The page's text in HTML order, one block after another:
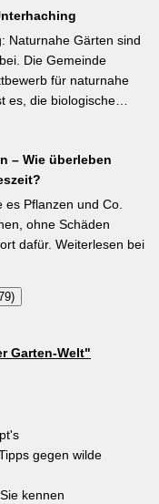
Bis Mitte Juni ist die
noch problemlos
cm tief setzen,
Stangenbohnen
Düngung
nächste Gartenjahr.
Naturnahe Gärten sind
Die Gemeinde
für naturnahe
es, die biologische
Entsiegelte
besser zu
lebenswerter zu
Insgesamt drei
bestehend
sowie des
Pflanzen-Kölle
der Gemeinde
– Wie überleben
Pflanzen und Co.
ohne Schäden
dafür. Weiterlesen bei
Garten-Welt"
gegen wilde
kennen